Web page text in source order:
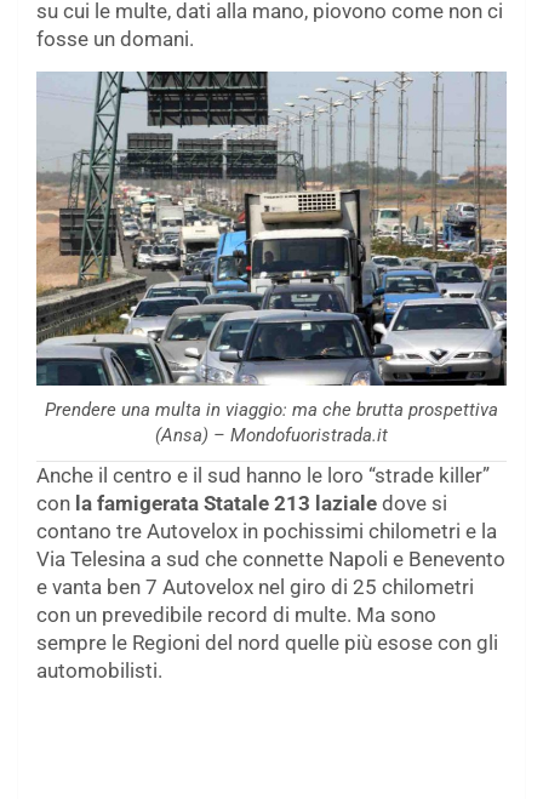
su cui le multe, dati alla mano, piovono come non ci
fosse un domani.
Prendere una multa in viaggio: ma che brutta prospettiva
(Ansa) – Mondofuoristrada.it
Anche il centro e il sud hanno le loro “strade killer”
con la famigerata Statale 213 laziale dove si
contano tre Autovelox in pochissimi chilometri e la
Via Telesina a sud che connette Napoli e Benevento
e vanta ben 7 Autovelox nel giro di 25 chilometri
con un prevedibile record di multe. Ma sono
sempre le Regioni del nord quelle più esose con gli
automobilisti.